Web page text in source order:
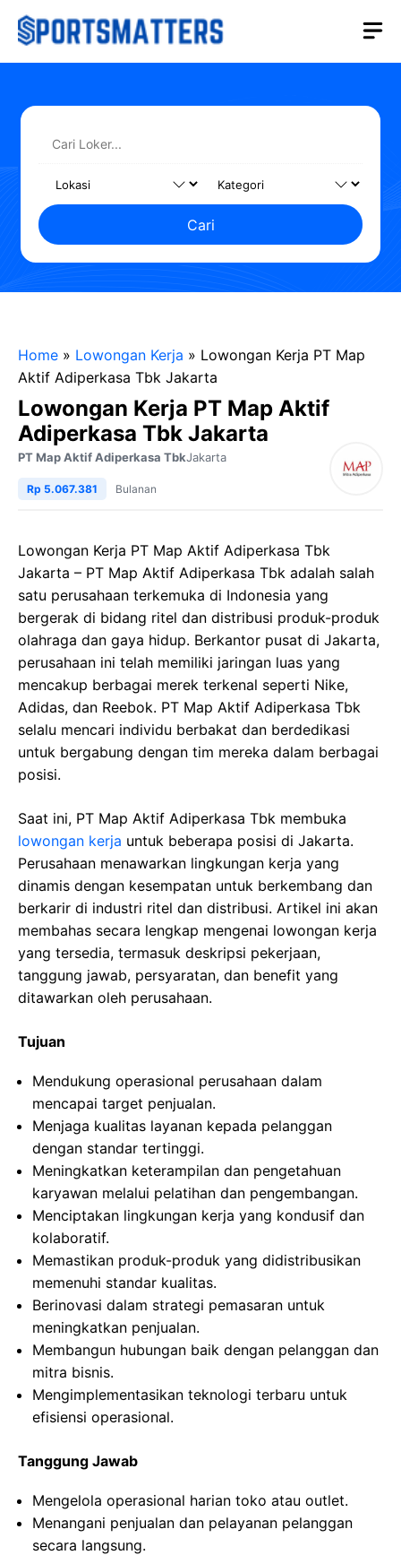
Langsung
Cari
Home » Lowongan Kerja » Lowongan Kerja PT Map
Aktif Adiperkasa Tbk Jakarta
Lowongan Kerja PT Map Aktif
Adiperkasa Tbk Jakarta
PT Map Aktif Adiperkasa TbkJakarta
Rp 5.067.381 Bulanan
Lowongan Kerja PT Map Aktif Adiperkasa Tbk
Jakarta – PT Map Aktif Adiperkasa Tbk adalah salah
satu perusahaan terkemuka di Indonesia yang
bergerak di bidang ritel dan distribusi produk-produk
olahraga dan gaya hidup. Berkantor pusat di Jakarta,
perusahaan ini telah memiliki jaringan luas yang
mencakup berbagai merek terkenal seperti Nike,
Adidas, dan Reebok. PT Map Aktif Adiperkasa Tbk
selalu mencari individu berbakat dan berdedikasi
untuk bergabung dengan tim mereka dalam berbagai
posisi.
Saat ini, PT Map Aktif Adiperkasa Tbk membuka
lowongan kerja untuk beberapa posisi di Jakarta.
Perusahaan menawarkan lingkungan kerja yang
dinamis dengan kesempatan untuk berkembang dan
berkarir di industri ritel dan distribusi. Artikel ini akan
membahas secara lengkap mengenai lowongan kerja
yang tersedia, termasuk deskripsi pekerjaan,
tanggung jawab, persyaratan, dan benefit yang
ditawarkan oleh perusahaan.
Tujuan
Mendukung operasional perusahaan dalam
mencapai target penjualan.
Menjaga kualitas layanan kepada pelanggan
dengan standar tertinggi.
Meningkatkan keterampilan dan pengetahuan
karyawan melalui pelatihan dan pengembangan.
Menciptakan lingkungan kerja yang kondusif dan
kolaboratif.
Memastikan produk-produk yang didistribusikan
memenuhi standar kualitas.
Berinovasi dalam strategi pemasaran untuk
meningkatkan penjualan.
Membangun hubungan baik dengan pelanggan dan
mitra bisnis.
Mengimplementasikan teknologi terbaru untuk
efisiensi operasional.
Tanggung Jawab
Mengelola operasional harian toko atau outlet.
Menangani penjualan dan pelayanan pelanggan
secara langsung.